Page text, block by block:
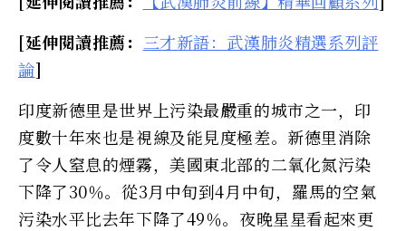
[延伸閱讀推薦： 三才新語：武漢肺炎精選系列評
論]
印度新德里是世界上污染最嚴重的城市之一，印
度數十年來也是視線及能見度極差。新德里消除
了令人窒息的煙霧，美國東北部的二氧化氮污染
下降了30％。從3月中旬到4月中旬，羅馬的空氣
污染水平比去年下降了49％。夜晚星星看起來更